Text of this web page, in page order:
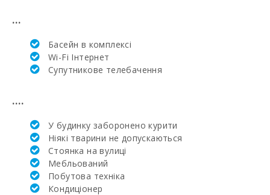
базар у Порто-
Колoм
(вівторок) (км):
Феланіткс
Щотижневий
базар в Montuiri
Щотижневий
базар в Алькудії
...
Басейн в комплексi
Wi-Fi Інтернет
Супутникове телебачення
....
У будинку заборонено курити
Ніякі тварини не допускаються
Стоянка на вулиці
Мебльований
Побутова техніка
Кондиціонер